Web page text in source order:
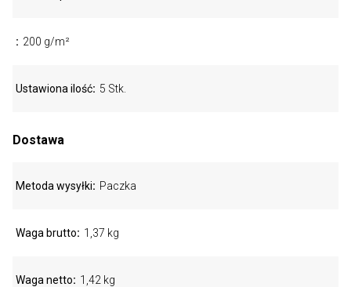
200 g/m²
Ustawiona ilość 5 Stk.
Dostawa
Metoda wysyłki Paczka
Waga brutto 1,37 kg
Waga netto 1,42 kg